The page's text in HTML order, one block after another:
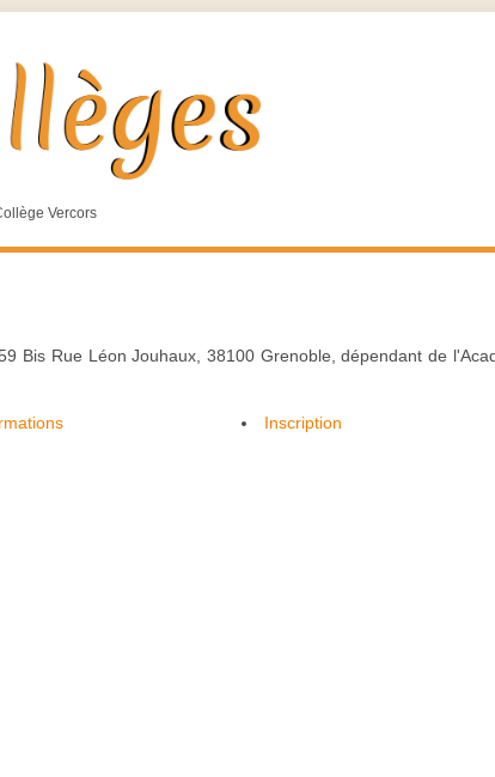
Vercors
Bis Rue Léon Jouhaux, 38100 Grenoble, dépendant de
Inscription